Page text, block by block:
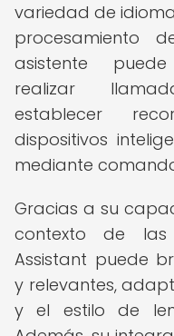
variedad de
procesamiento
asistente
realizar
establecer
dispositivos
mediante
Gracias a su
contexto de las
Assistant puede
y relevantes,
y el estilo de